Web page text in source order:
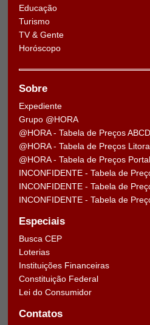
Educação
Turismo
TV & Gente
Horóscopo
Sobre
Expediente
Grupo @HORA
@HORA - Tabela de Preços ABCD
@HORA - Tabela de Preços
@HORA - Tabela de Preços Portal
INCONFIDENTE - Tabela de
INCONFIDENTE - Tabela de
INCONFIDENTE - Tabela de
Especiais
Busca CEP
Loterias
Instituições Financeiras
Constituição Federal
Lei do Consumidor
Contatos